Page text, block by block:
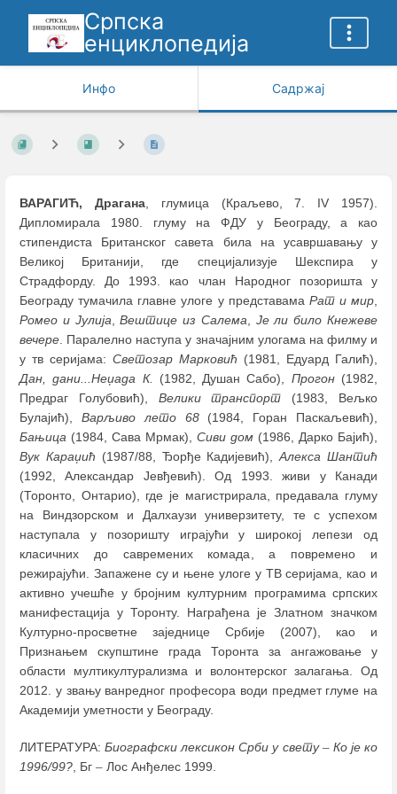
Српска
енциклопедија
Инфо Садржај
ВАРАГИЋ, Драгана, глумица (Краљево, 7. IV 1957).
Дипломирала 1980. глуму на ФДУ у Београду, а као
стипендиста Британског савета била на усавршавању у
Великој Британији, где специјализује Шекспира у
Страдфорду. До 1993. као члан Народног позоришта у
Београду тумачила главне улоге у представама Рат и мир,
Ромео и Јулија,Вештице из Салема, Је ли било Кнежеве
вечере. Паралелно наступа у значајним улогама на филму и
у тв серијама: Светозар Марковић (1981, Едуард Галић),
Дан, дани...Неџада К. (1982, Душан Сабо), Прогон(1982,
Предраг Голубовић), Велики транспорт (1983, Вељко
Булајић), Варљиво лето 68(1984, Горан Паскаљевић),
Бањица (1984, Сава Мрмак), Сиви дом (1986, Дарко Бајић),
Вук Караџић (1987/88, Ђорђе Кадијевић),Алекса Шантић
(1992, Александар Јевђевић). Од 1993. живи у Канади
(Торонто, Онтарио), где је магистрирала, предавала глуму
на Виндзорском и Далхаузи универзитету, те с успехом
наступала у позоришту играјући у широкој лепези од
класичних до савремених комада, а повремено и
режирајући. Запажене су и њене улоге у ТВ серијама, као и
активно учешће у бројним културним програмима српских
манифестација у Торонту. Награђена је Златном значком
Културно-просветне заједнице Србије (2007), као и
Признањем скупштине града Торонта за ангажовање у
области мултикултурализма и волонтерског залагања. Од
2012. у звању ванредног професора води предмет глуме на
Академији уметности у Београду.
ЛИТЕРАТУРА:Биографски лексикон Срби у свету–Ко је ко
1996/99? , Бг – Лос Анђелес 1999.